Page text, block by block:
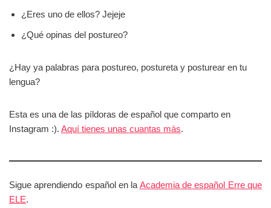
¿Eres uno de ellos? Jejeje
¿Qué opinas del postureo?
¿Hay ya palabras para postureo, postureta y posturear en tu
lengua?
Esta es una de las píldoras de español que comparto en
Instagram :). Aquí tienes unas cuantas más.
Sigue aprendiendo español en la Academia de español Erre que
ELE.